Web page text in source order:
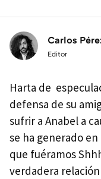
Carlos
Editor
Harta de
defensa de su
sufrir a Anabel a
se ha generado
que fuéramos
verdadera